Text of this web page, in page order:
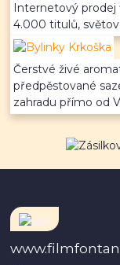
Internetový prodej
4.000 titulů,
Čerstvé živé
předpěstované
zahradu přímo od